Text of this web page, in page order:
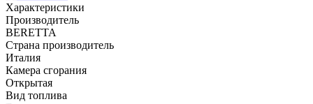
Характеристики
Производитель
BERETTA
Страна производитель
Италия
Камера сгорания
Открытая
Вид топлива